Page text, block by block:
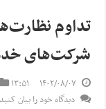
تداوم
شرکت‌های
۱۴۰۲/۰۸/۰۷ ۱۳:۵۱
دیدگاه خود را بیان کنید